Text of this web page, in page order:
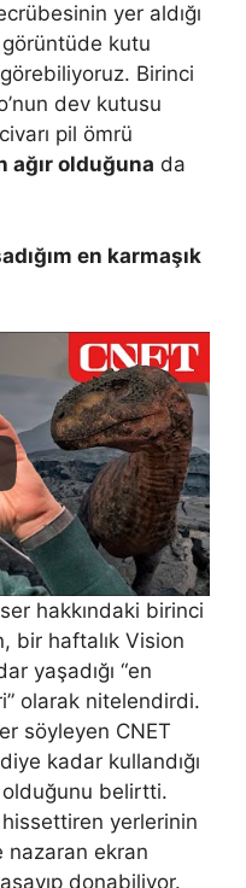
yer aldığı
kutu
Birinci
dev kutusu
pil ömrü
ağır olduğuna da
en karmaşık
hakkındaki birinci
bir haftalık Vision
yaşadığı “en
olarak nitelendirdi.
söyleyen CNET
kadar kullandığı
olduğunu belirtti.
yerlerinin
nazaran ekran
donabiliyor.